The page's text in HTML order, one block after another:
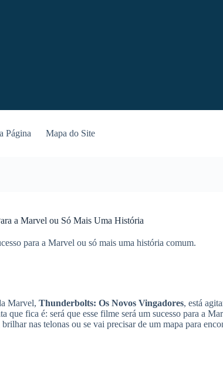
Página Mapa do Site
a Marvel ou Só Mais Uma História
para a Marvel ou só mais uma história comum.
Marvel, Thunderbolts: Os Novos Vingadores, está
fica é: será que esse filme será um sucesso para a
nas telonas ou se vai precisar de um mapa para